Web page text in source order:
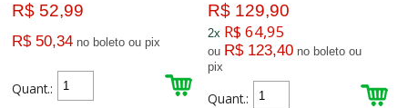
R$ 52,99
R$ 50,34 no boleto ou pix
Quant.:
R$ 129,90
2x R$ 64,95
ou R$ 123,40 no boleto ou
pix
Quant.: